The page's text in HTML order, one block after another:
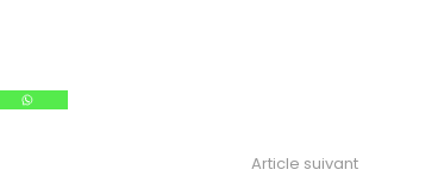
Article suivant